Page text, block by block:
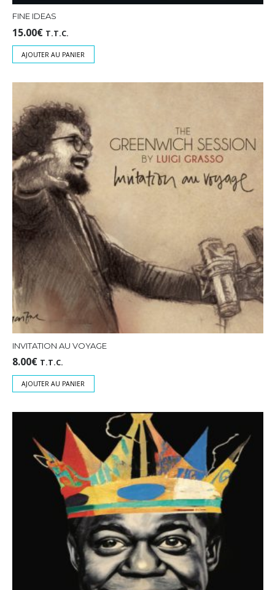
FINE IDEAS
15.00€ T.T.C.
AJOUTER AU PANIER
INVITATION AU VOYAGE
8.00€ T.T.C.
AJOUTER AU PANIER